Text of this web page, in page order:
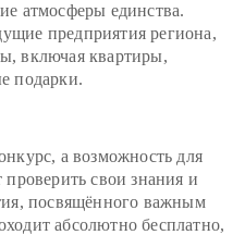
атмосферы единства.
предприятия региона,
включая квартиры,
подарки.
а возможность для
свои знания и
посвящённого важным
абсолютно бесплатно,